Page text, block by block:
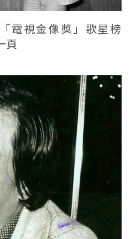
電視金像獎」歌星榜
頁